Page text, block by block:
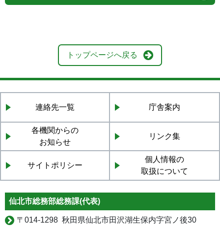
トップページへ戻る
連絡先一覧 庁舎案内
各機関からの
お知らせ
リンク集
サイトポリシー
個人情報の
取扱について
仙北市総務部総務課(代表)
〒 014-1298 秋田県仙北市田沢湖生保内字宮ノ後30